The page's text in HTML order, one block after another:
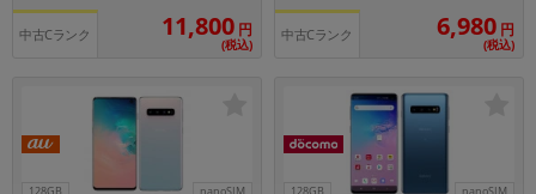
中古Cランク 11,800 円
(税込)
中古Cランク 6,980 円
(税込)